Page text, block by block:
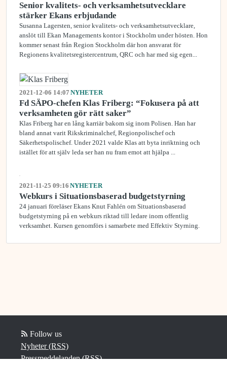
Senior kvalitets- och verksamhetsutvecklare
stärker Ekans erbjudande
Susanna Lagersten, senior kvalitets- och verksamhetsutvecklare,
anslöt till Ekan Managements kontor i Stockholm under hösten. Hon
kommer senast från Region Stockholm där hon ansvarat för
Regionens kvalitetsregistercentrum, QRC och har med sig egen...
2021-12-06 14:07 NYHETER
Fd SÄPO-chefen Klas Friberg: “Fokusera på att
verksamheten gör rätt saker”
Klas Friberg har en lång karriär bakom sig inom Polisen. Han har
bland annat varit Rikskriminalchef, Regionpolischef och
Säkerhetspolischef. Under 2021 valde Klas att byta inriktning och
istället för att själv leda ser han nu fram emot att hjälpa ...
2021-11-25 09:16 NYHETER
Webkurs i Situationsbaserad budgetstyrning
24 januari föreläser Ekans Knut Fahlén om Situationsbaserad
budgetstyrning på en webkurs riktad till ledare inom offentlig
verksamhet. Kursen genomförs i samarbete med Effektiv Styrning.
Follow us
Nyheter (RSS)
Pressmeddelanden (RSS)